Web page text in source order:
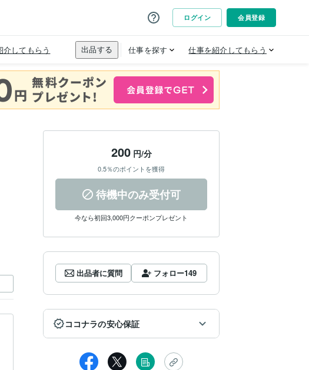
200円/分
0.5％のポイントを獲得
待機中のみ受付可
今なら初回3,000円クーポンプレゼント
出品者に質問 フォロー149
ココナラの安心保証